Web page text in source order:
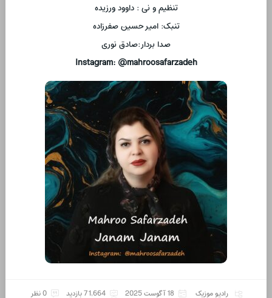
تنظیم و نی : داوود ورزیده
تنبک: امیر حسین صفرزاده
صدا بردار:صادق نوری
Instagram: @mahroosafarzadeh
رادیو موزیک 18 آگوست 2025 71,664 بازدید 0 نظر